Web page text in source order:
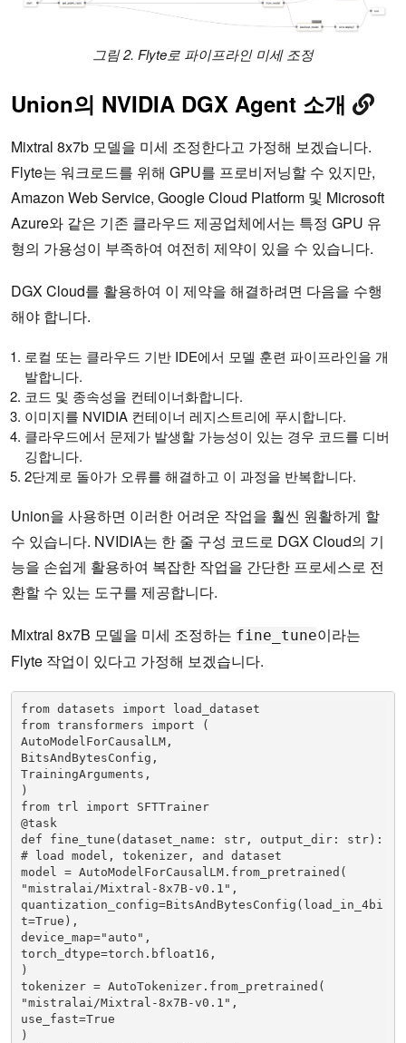
그림 2. Flyte로 파이프라인 미세 조정
Union의 NVIDIA DGX Agent 소개
Mixtral 8x7b 모델을 미세 조정한다고 가정해 보겠습니다.
Flyte는 워크로드를 위해 GPU를 프로비저닝할 수 있지만,
Amazon Web Service, Google Cloud Platform 및 Microsoft
Azure와 같은 기존 클라우드 제공업체에서는 특정 GPU 유
형의 가용성이 부족하여 여전히 제약이 있을 수 있습니다.
DGX Cloud를 활용하여 이 제약을 해결하려면 다음을 수행
해야 합니다.
로컬 또는 클라우드 기반 IDE에서 모델 훈련 파이프라인을 개
발합니다.
코드 및 종속성을 컨테이너화합니다.
이미지를 NVIDIA 컨테이너 레지스트리에 푸시합니다.
클라우드에서 문제가 발생할 가능성이 있는 경우 코드를 디버
깅합니다.
2단계로 돌아가 오류를 해결하고 이 과정을 반복합니다.
Union을 사용하면 이러한 어려운 작업을 훨씬 원활하게 할
수 있습니다. NVIDIA는 한 줄 구성 코드로 DGX Cloud의 기
능을 손쉽게 활용하여 복잡한 작업을 간단한 프로세스로 전
환할 수 있는 도구를 제공합니다.
Mixtral 8x7B 모델을 미세 조정하는 fine_tune이라는
Flyte 작업이 있다고 가정해 보겠습니다.
from datasets import load_dataset
from transformers import (
AutoModelForCausalLM,
BitsAndBytesConfig,
TrainingArguments,
)
from trl import SFTTrainer
@task
def fine_tune(dataset_name: str, output_dir: str):
# load model, tokenizer, and dataset
model = AutoModelForCausalLM.from_pretrained(
"mistralai/Mixtral-8x7B-v0.1",
quantization_config=BitsAndBytesConfig(load_in_4bi
t=True),
device_map="auto",
torch_dtype=torch.bfloat16,
)
tokenizer = AutoTokenizer.from_pretrained(
"mistralai/Mixtral-8x7B-v0.1",
use_fast=True
)